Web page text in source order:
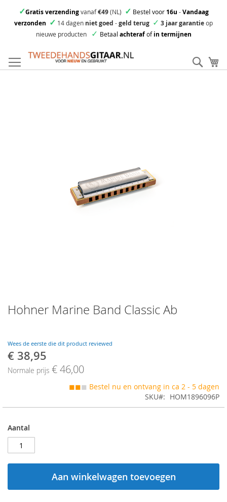
✓Gratis verzendingvanaf€49(NL) ✓ Bestel voor16u -Vandaag
verzonden ✓ 14 dagen niet goed -geld terug ✓ 3 jaar garantieop
nieuwe producten
✓ Betaal achterafofin termijnen
direct
door
Hohner Marine Band Classic Ab
Wees de eerste die dit product reviewed
Speciale
€ 38,95
Normale prijs € 46,00
◼◼◼ Bestel nu en ontvang in ca 2 - 5 dagen
SKU
HOM1896096P
Aantal
Aan winkelwagen toevoegen
to
the
the
images
gallery